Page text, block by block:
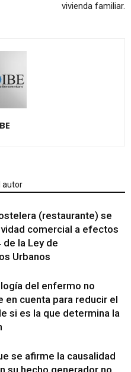
vivienda familiar.
autor
(restaurante) se
comercial a efectos
la Ley de
Urbanos
del enfermo no
en cuenta para reducir el
si es la que determina la
se afirme la causalidad
su hecho generador no